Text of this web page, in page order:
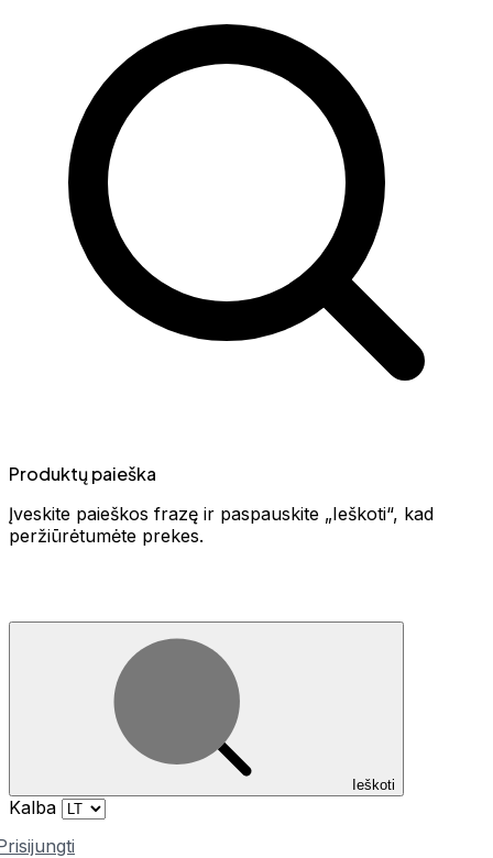
Produktų paieška
Įveskite paieškos frazę ir paspauskite „Ieškoti“, kad
peržiūrėtumėte prekes.
Ieškoti
Kalba